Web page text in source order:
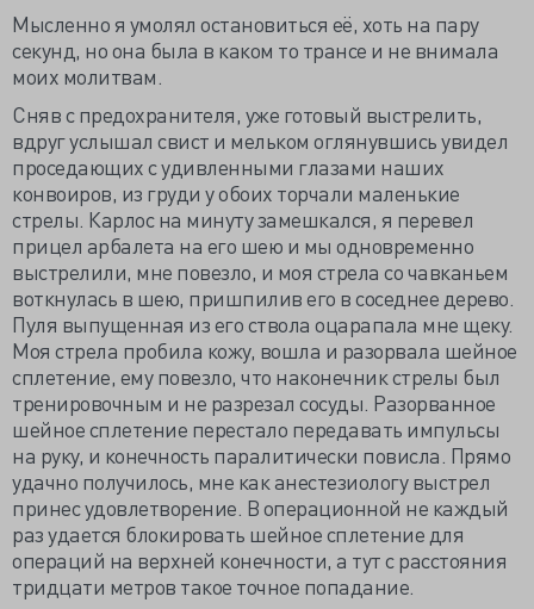
Мысленно я умолял остановиться её, хоть на пару
секунд, но она была в каком то трансе и не внимала
моих молитвам.
Сняв с предохранителя, уже готовый выстрелить,
вдруг услышал свист и мельком оглянувшись увидел
проседающих с удивленными глазами наших
конвоиров, из груди у обоих торчали маленькие
стрелы. Карлос на минуту замешкался, я перевел
прицел арбалета на его шею и мы одновременно
выстрелили, мне повезло, и моя стрела со чавканьем
воткнулась в шею, пришпилив его в соседнее дерево.
Пуля выпущенная из его ствола оцарапала мне щеку.
Моя стрела пробила кожу, вошла и разорвала шейное
сплетение, ему повезло, что наконечник стрелы был
тренировочным и не разрезал сосуды. Разорванное
шейное сплетение перестало передавать импульсы
на руку, и конечность паралитически повисла. Прямо
удачно получилось, мне как анестезиологу выстрел
принес удовлетворение. В операционной не каждый
раз удается блокировать шейное сплетение для
операций на верхней конечности, а тут с расстояния
тридцати метров такое точное попадание.